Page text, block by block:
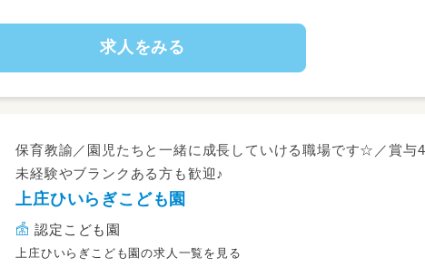
園運営に関わる業務全般
〇未満児クラスの担任として
保育に携わってくださる保育士さんを募集します！
求人をみる
保育教諭／園児たちと一緒に成長していける職場です☆／賞与
未経験やブランクある方も歓迎♪
上庄ひいらぎこども園
認定こども園
上庄ひいらぎこども園の求人一覧を見る